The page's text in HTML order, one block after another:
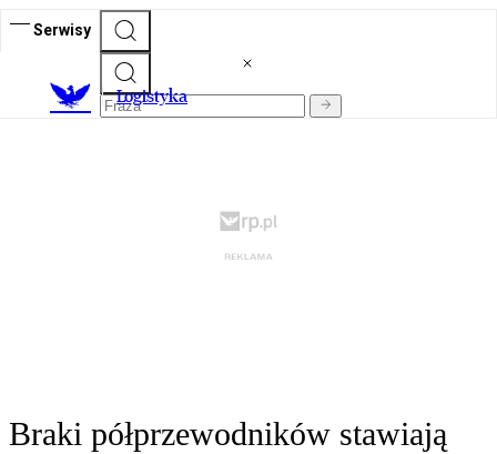
Serwisy
Logistyka
Braki półprzewodników stawiają